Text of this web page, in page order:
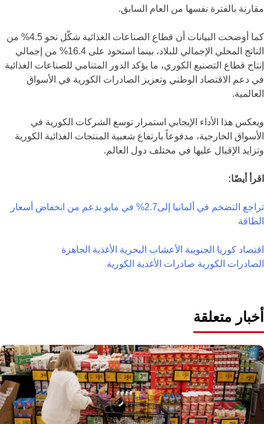
مقارنة بالفترة نفسها من العام السابق.
كما أوضحت البيانات أن قطاع الصناعات الغذائية شكّل نحو 4.5% من
الناتج المحلي الإجمالي للبلاد، بينما استحوذ على 16.4% من إجمالي
إنتاج قطاع التصنيع الكوري، ما يؤكد الدور المتنامي للصناعات الغذائية
في دعم الاقتصاد الوطني وتعزيز الصادرات الكورية في الأسواق
العالمية.
ويعكس هذا الأداء الإيجابي استمرار توسع الشركات الكورية في
الأسواق الخارجية، مدفوعاً بارتفاع شعبية المنتجات الغذائية الكورية
وتزايد الإقبال عليها في مختلف دول العالم.
اقرأ أيضًا:
تراجع التضخم في ألمانيا إلى2.7% في مايو بدعم من انخفاض أسعار
الطاقة
اقتصاد كوريا الجنوبية الأعشاب البحرية الأغذية الجاهزة
الصادرات الكورية صادرات الأغذية الكورية
أخبار متعلقة